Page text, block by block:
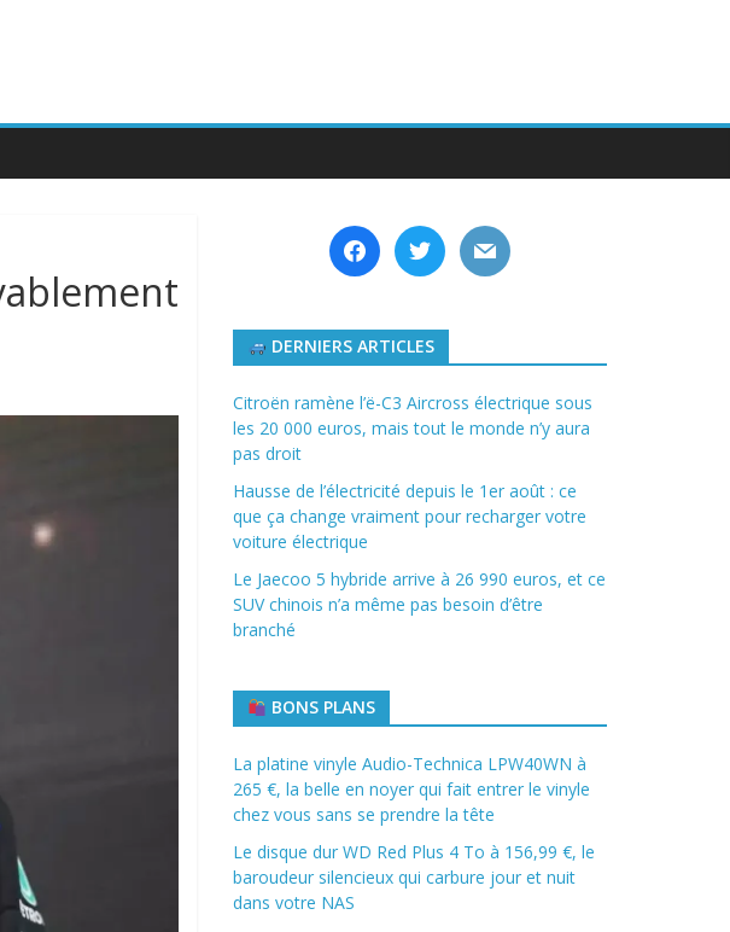
facebooktwitter mail
DERNIERS ARTICLES
Citroën ramène l’ë-C3 Aircross électrique sous
les 20 000 euros, mais tout le monde n’y aura
pas droit
Hausse de l’électricité depuis le 1er août : ce
que ça change vraiment pour recharger votre
voiture électrique
Le Jaecoo 5 hybride arrive à 26 990 euros, et ce
SUV chinois n’a même pas besoin d’être
branché
BONS PLANS
La platine vinyle Audio-Technica LPW40WN à
265 €, la belle en noyer qui fait entrer le vinyle
chez vous sans se prendre la tête
Le disque dur WD Red Plus 4 To à 156,99 €, le
baroudeur silencieux qui carbure jour et nuit
dans votre NAS